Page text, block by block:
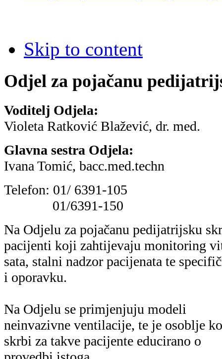
Skip to content
Odjel za pojačanu
Voditelj Odjela:
Violeta Ratković Blažević, dr. med.
Glavna sestra Odjela:
Ivana Tomić, bacc.med.techn
Telefon: 01/ 6391-105
01/6391-150
Na Odjelu za pojačanu pedijatrijsku
pacijenti koji zahtijevaju monitoring
sata, stalni nadzor pacijenata te
i oporavku.
Na Odjelu se primjenjuju modeli
neinvazivne ventilacije, te je osoblje
skrbi za takve pacijente educirano o